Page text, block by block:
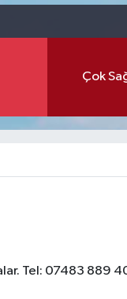
Çok
Tel: 07483